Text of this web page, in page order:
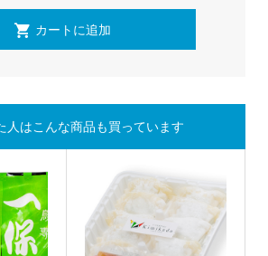
人はこんな商品も買っています